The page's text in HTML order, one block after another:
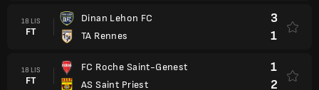
18 LIS
FT
Dinan Lehon FC
TA Rennes
3
1
18 LIS
FT
FC Roche Saint-Genest
AS Saint Priest
1
2